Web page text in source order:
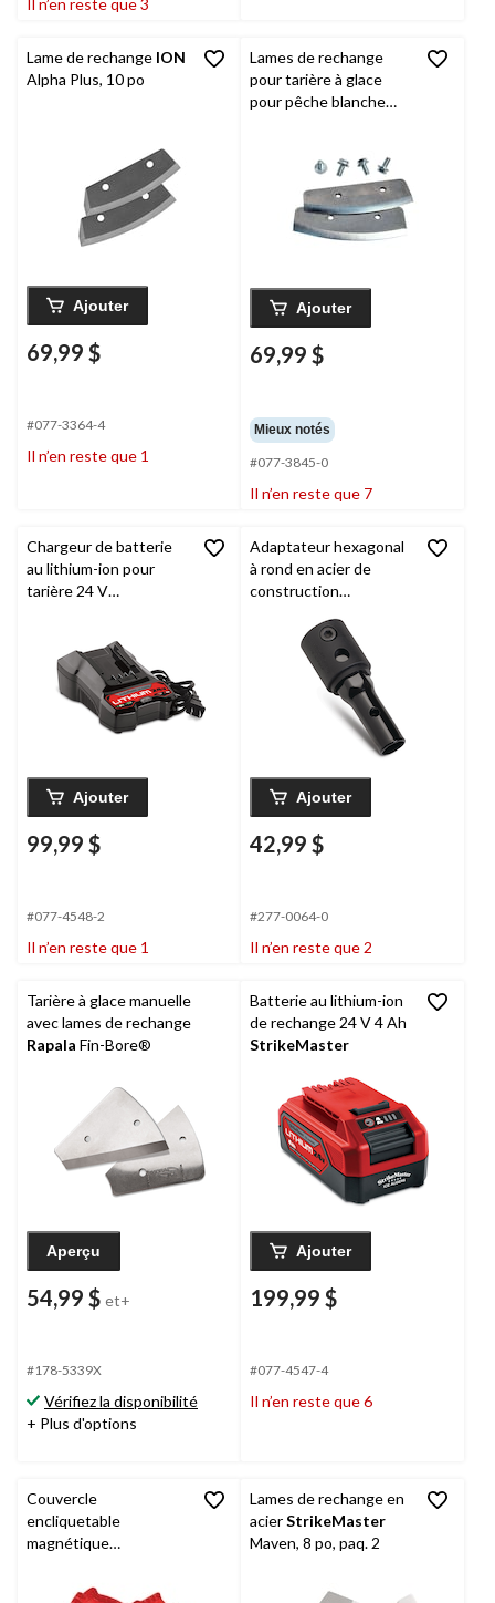
Lame de rechange ION
Alpha Plus, 10 po
Ajouter
69,99 $
#077-3364-4
Il n’en reste que 1
Lames de rechange
pour tarière à glace
pour pêche blanche
Ajouter
69,99 $
Mieux notés
#077-3845-0
Il n’en reste que 7
Chargeur de batterie
au lithium-ion pour
tarière 24 V
Ajouter
99,99 $
#077-4548-2
Il n’en reste que 1
Adaptateur hexagonal
à rond en acier de
construction
Ajouter
42,99 $
#277-0064-0
Il n’en reste que 2
Tarière à glace manuelle
avec lames de rechange
Rapala Fin-Bore®
Aperçu
54,99 $ et+
#178-5339X
Vérifiez la disponibilité
+ Plus d'options
Batterie au lithium-ion
de rechange 24 V 4 Ah
StrikeMaster
Ajouter
199,99 $
#077-4547-4
Il n’en reste que 6
Couvercle
encliquetable
magnétique
Lames de rechange en
acierStrikeMaster
Maven, 8 po, paq. 2